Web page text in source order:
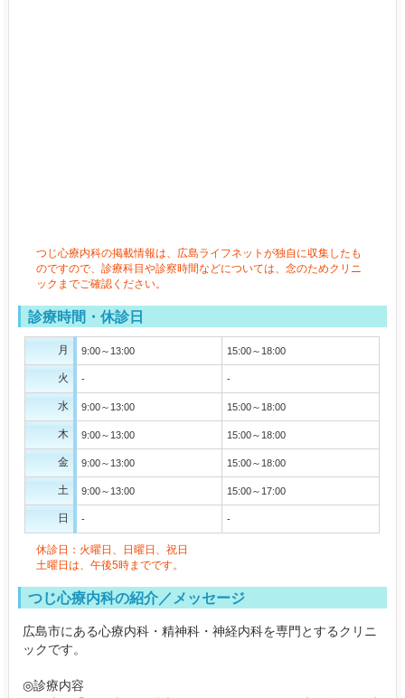
つじ心療内科の掲載情報は、広島ライフネットが独自に収集したも
のですので、診療科目や診察時間などについては、念のためクリニ
ックまでご確認ください。
診療時間・休診日
月 9:00～13:00 15:00～18:00
火 - -
水 9:00～13:00 15:00～18:00
木 9:00～13:00 15:00～18:00
金 9:00～13:00 15:00～18:00
土 9:00～13:00 15:00～17:00
日 - -
休診日：火曜日、日曜日、祝日
土曜日は、午後5時までです。
つじ心療内科の紹介／メッセージ
広島市にある心療内科・精神科・神経内科を専門とするクリニ
ックです。
◎診療内容